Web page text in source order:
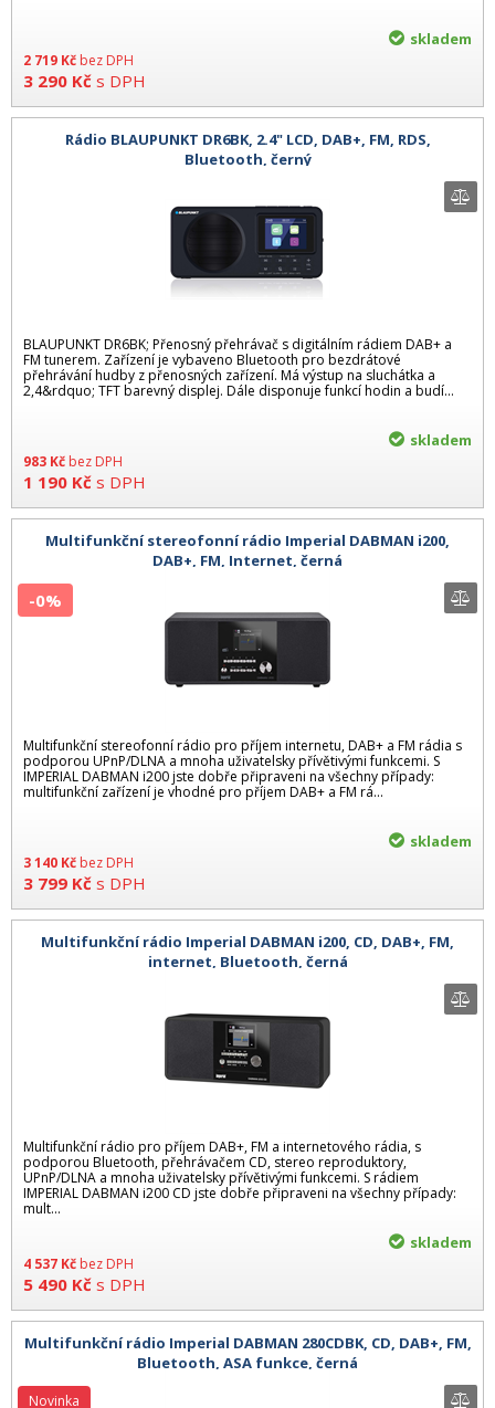
2 719 Kč bez DPH
3 290 Kč s DPH
skladem
Rádio BLAUPUNKT DR6BK, 2.4" LCD, DAB+, FM, RDS,
Bluetooth, černý
BLAUPUNKT DR6BK; Přenosný přehrávač s digitálním rádiem DAB+ a
FM tunerem. Zařízení je vybaveno Bluetooth pro bezdrátové
přehrávání hudby z přenosných zařízení. Má výstup na sluchátka a
2,4&rdquo; TFT barevný displej. Dále disponuje funkcí hodin a budí...
983 Kč bez DPH
1 190 Kč s DPH
skladem
Multifunkční stereofonní rádio Imperial DABMAN i200,
DAB+, FM, Internet, černá
Multifunkční stereofonní rádio pro příjem internetu, DAB+ a FM rádia s
podporou UPnP/DLNA a mnoha uživatelsky přívětivými funkcemi. S
IMPERIAL DABMAN i200 jste dobře připraveni na všechny případy:
multifunkční zařízení je vhodné pro příjem DAB+ a FM rá...
3 140 Kč bez DPH
3 799 Kč s DPH
-0%
skladem
Multifunkční rádio Imperial DABMAN i200, CD, DAB+, FM,
internet, Bluetooth, černá
Multifunkční rádio pro příjem DAB+, FM a internetového rádia, s
podporou Bluetooth, přehrávačem CD, stereo reproduktory,
UPnP/DLNA a mnoha uživatelsky přívětivými funkcemi. S rádiem
IMPERIAL DABMAN i200 CD jste dobře připraveni na všechny případy:
mult...
4 537 Kč bez DPH
5 490 Kč s DPH
skladem
Multifunkční rádio Imperial DABMAN 280CDBK, CD, DAB+, FM,
Bluetooth, ASA funkce, černá
Novinka